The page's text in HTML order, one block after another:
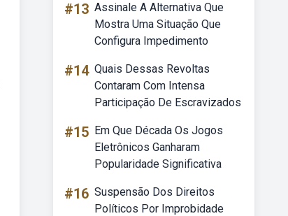
#13 Assinale A Alternativa Que
Mostra Uma Situação Que
Configura Impedimento
#14 Quais Dessas Revoltas
Contaram Com Intensa
Participação De Escravizados
#15 Em Que Década Os Jogos
Eletrônicos Ganharam
Popularidade Significativa
#16 Suspensão Dos Direitos
Políticos Por Improbidade